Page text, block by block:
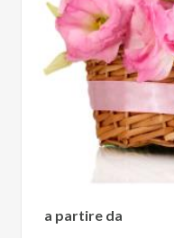
a partire da